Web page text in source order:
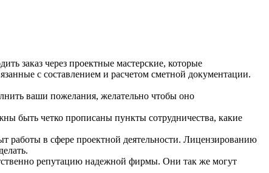
заказ через проектные мастерские, которые
с составлением и расчетом сметной документации.
ваши пожелания, желательно чтобы оно
быть четко прописаны пункты сотрудничества, какие
работы в сфере проектной деятельности. Лицензированию
репутацию надежной фирмы. Они так же могут